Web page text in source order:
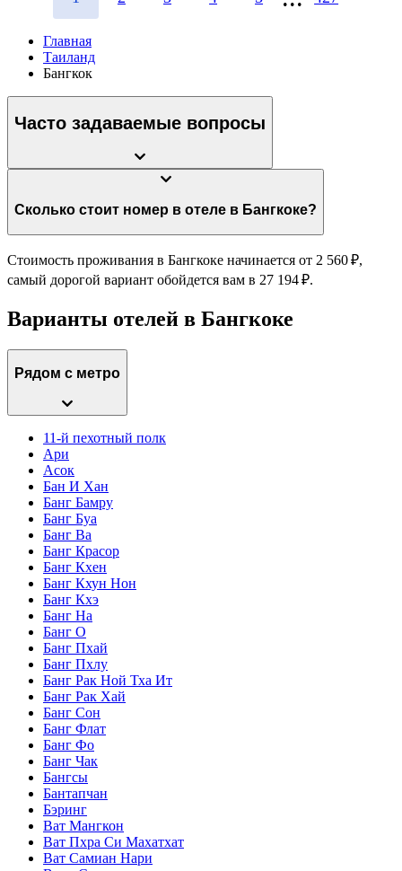
Главная
Таиланд
Бангкок
Часто задаваемые вопросы
Сколько стоит номер в отеле в Бангкоке?
Стоимость проживания в Бангкоке начинается от 2 560 ₽,
самый дорогой вариант обойдется вам в 27 194 ₽.
Варианты отелей в Бангкоке
Рядом с метро
11-й пехотный полк
Ари
Асок
Бан И Хан
Банг Бамру
Банг Буа
Банг Ва
Банг Красор
Банг Кхен
Банг Кхун Нон
Банг Кхэ
Банг На
Банг О
Банг Пхай
Банг Пхлу
Банг Рак Ной Тха Ит
Банг Рак Хай
Банг Сон
Банг Флат
Банг Фо
Банг Чак
Бангсы
Бантапчан
Бэринг
Ват Мангкон
Ват Пхра Си Махатхат
Ват Самиан Нари